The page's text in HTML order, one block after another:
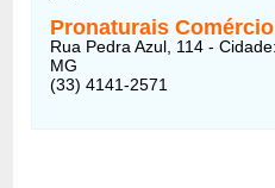
Pronaturais Comércio
Rua Pedra Azul, 114 -
MG
(33) 4141-2571